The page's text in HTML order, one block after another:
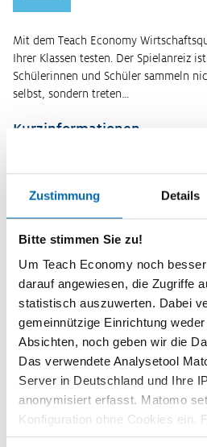
Zustimmung Details
Bitte stimmen Sie zu!
Um Teach Economy noch
darauf angewiesen, die Zugriffe
statistisch auszuwerten. Dabei
gemeinnützige Einrichtung
Absichten, noch geben wir die
Das verwendete Analysetool
Server in Deutschland und Ihre
anonymisiert erfasst. Matomo
Konfiguration ohne Cookies ein.
Analyse bitte wir Sie, auch den
Mit dem Teach Economy
Ihrer Klassen testen. Der Spielanreiz
Schülerinnen und Schüler sammeln
selbst, sondern treten…
Kurzinformationen
Zeitbedarf
2 Unterrichtsstunden
Stufe
Sekundarstufe II
Die Schülerinnen und Schüler ...
können das Zustandekommen
können das System der Steuern